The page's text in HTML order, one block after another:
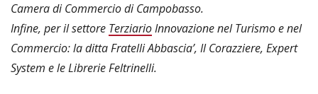
Camera di Commercio di Campobasso.
Infine, per il settore TerziarioInnovazione nel Turismo e nel
Commercio: la ditta Fratelli Abbascia’, Il Corazziere, Expert
System e le Librerie Feltrinelli.